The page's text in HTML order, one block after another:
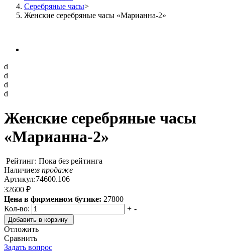
Серебряные часы>
Женские серебряные часы «Марианна-2»
d
d
d
d
Женские серебряные часы
«Марианна-2»
Рейтинг: Пока без рейтинга
Наличие:в продаже
Артикул:74600.106
32600 ₽
Цена в фирменном бутике: 27800
Кол-во:
+ -
Добавить в корзину
Отложить
Сравнить
Задать вопрос